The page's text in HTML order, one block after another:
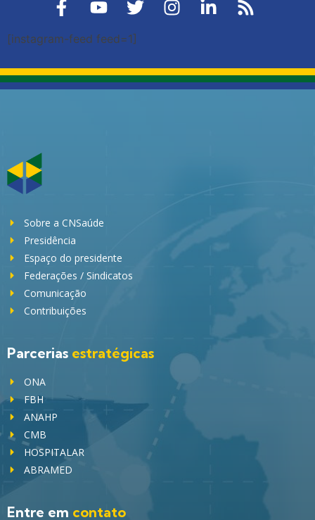
[instagram-feed feed=1]
Sobre a CNSaúde
Presidência
Espaço do presidente
Federações / Sindicatos
Comunicação
Contribuições
Parcerias estratégicas
ONA
FBH
ANAHP
CMB
HOSPITALAR
ABRAMED
Entre em contato